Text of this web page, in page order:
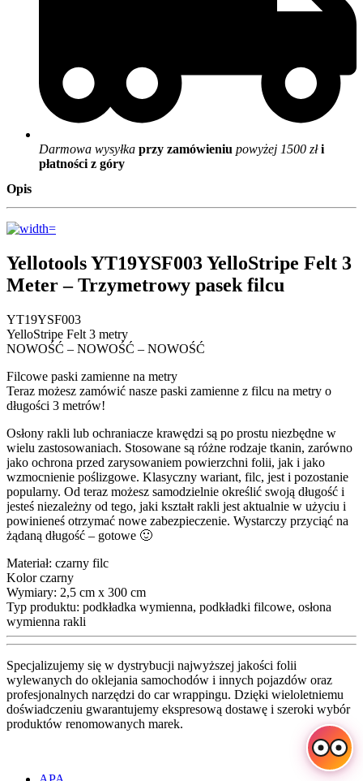
Darmowa wysyłka przy zamówieniu powyżej 1500 złi
płatności z góry
Opis
Yellotools YT19YSF003 YelloStripe Felt 3
Meter – Trzymetrowy pasek filcu
YT19YSF003
YelloStripe Felt 3 metry
NOWOŚĆ – NOWOŚĆ – NOWOŚĆ
Filcowe paski zamienne na metry
Teraz możesz zamówić nasze paski zamienne z filcu na metry o
długości 3 metrów!
Osłony rakli lub ochraniacze krawędzi są po prostu niezbędne w
wielu zastosowaniach. Stosowane są różne rodzaje tkanin, zarówno
jako ochrona przed zarysowaniem powierzchni folii, jak i jako
wzmocnienie poślizgowe. Klasyczny wariant, filc, jest i pozostanie
popularny. Od teraz możesz samodzielnie określić swoją długość i
jesteś niezależny od tego, jaki kształt rakli jest aktualnie w użyciu i
powinieneś otrzymać nowe zabezpieczenie. Wystarczy przyciąć na
żądaną długość – gotowe 🙂
Materiał: czarny filc
Kolor czarny
Wymiary: 2,5 cm x 300 cm
Typ produktu: podkładka wymienna, podkładki filcowe, osłona
wymienna rakli
Specjalizujemy się w dystrybucji najwyższej jakości folii
wylewanych do oklejania samochodów i innych pojazdów oraz
profesjonalnych narzędzi do car wrappingu. Dzięki wieloletniemu
doświadczeniu gwarantujemy ekspresową dostawę i szeroki wybór
produktów renomowanych marek.